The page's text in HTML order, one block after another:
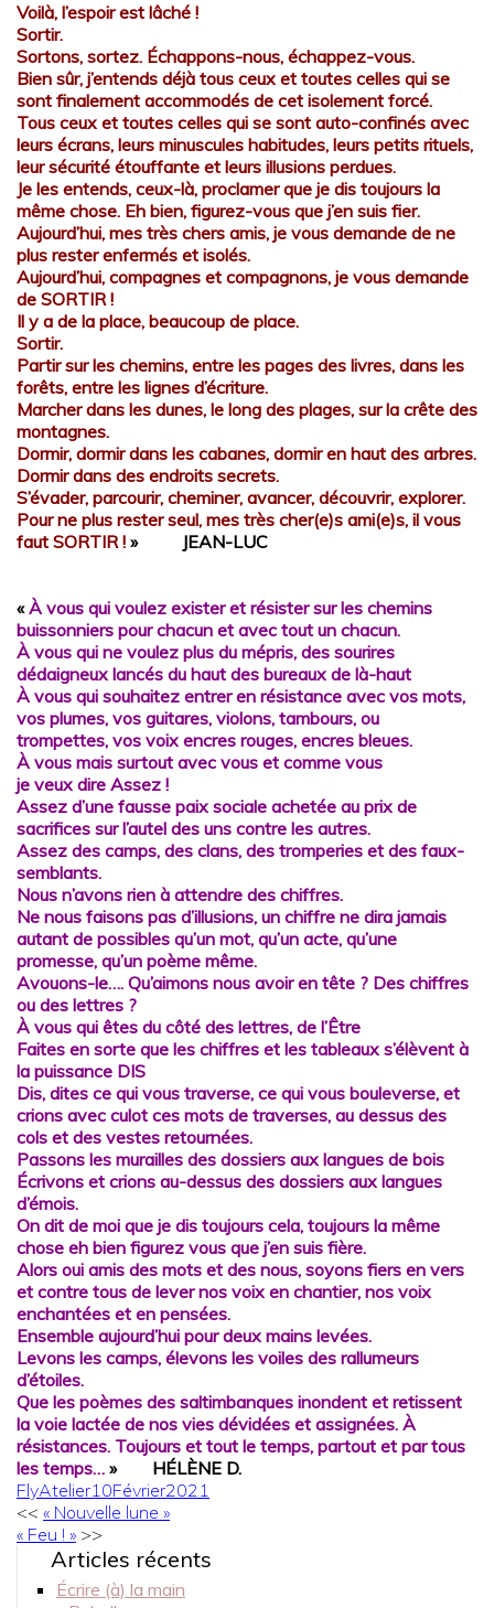
Voilà, l’espoir est lâché !
Sortir.
Sortons, sortez. Échappons-nous, échappez-vous.
Bien sûr, j’entends déjà tous ceux et toutes celles qui se
sont finalement accommodés de cet isolement forcé.
Tous ceux et toutes celles qui se sont auto-confinés avec
leurs écrans, leurs minuscules habitudes, leurs petits rituels,
leur sécurité étouffante et leurs illusions perdues.
Je les entends, ceux-là, proclamer que je dis toujours la
même chose. Eh bien, figurez-vous que j’en suis fier.
Aujourd’hui, mes très chers amis, je vous demande de ne
plus rester enfermés et isolés.
Aujourd’hui, compagnes et compagnons, je vous demande
de SORTIR !
Il y a de la place, beaucoup de place.
Sortir.
Partir sur les chemins, entre les pages des livres, dans les
forêts, entre les lignes d’écriture.
Marcher dans les dunes, le long des plages, sur la crête des
montagnes.
Dormir, dormir dans les cabanes, dormir en haut des arbres.
Dormir dans des endroits secrets.
S’évader, parcourir, cheminer, avancer, découvrir, explorer.
Pour ne plus rester seul, mes très cher(e)s ami(e)s, il vous
faut SORTIR ! » JEAN-LUC
«À vous qui voulez exister et résister sur les chemins
buissonniers pour chacun et avec tout un chacun.
À vous qui ne voulez plus du mépris, des sourires
dédaigneux lancés du haut des bureaux de là-haut
À vous qui souhaitez entrer en résistance avec vos mots,
vos plumes, vos guitares, violons, tambours, ou
trompettes, vos voix encres rouges, encres bleues.
À vous mais surtout avec vous et comme vous
je veux dire Assez !
Assez d’une fausse paix sociale achetée au prix de
sacrifices sur l’autel des uns contre les autres.
Assez des camps, des clans, des tromperies et des faux-
semblants.
Nous n’avons rien à attendre des chiffres.
Ne nous faisons pas d’illusions, un chiffre ne dira jamais
autant de possibles qu’un mot, qu’un acte, qu’une
promesse, qu’un poème même.
Avouons-le…. Qu’aimons nous avoir en tête ? Des chiffres
ou des lettres ?
À vous qui êtes du côté des lettres, de l’Être
Faites en sorte que les chiffres et les tableaux s’élèvent à
la puissance DIS
Dis, dites ce qui vous traverse, ce qui vous bouleverse, et
crions avec culot ces mots de traverses, au dessus des
cols et des vestes retournées.
Passons les murailles des dossiers aux langues de bois
Écrivons et crions au-dessus des dossiers aux langues
d’émois.
On dit de moi que je dis toujours cela, toujours la même
chose eh bien figurez vous que j’en suis fière.
Alors oui amis des mots et des nous, soyons fiers en vers
et contre tous de lever nos voix en chantier, nos voix
enchantées et en pensées.
Ensemble aujourd’hui pour deux mains levées.
Levons les camps, élevons les voiles des rallumeurs
d’étoiles.
Que les poèmes des saltimbanques inondent et retissent
la voie lactée de nos vies dévidées et assignées. À
résistances. Toujours et tout le temps, partout et par tous
les temps… » HÉLÈNE D.
FlyAtelier10Février2021
<< « Nouvelle lune »
« Feu ! » >>
Articles récents
Écrire (à) la main